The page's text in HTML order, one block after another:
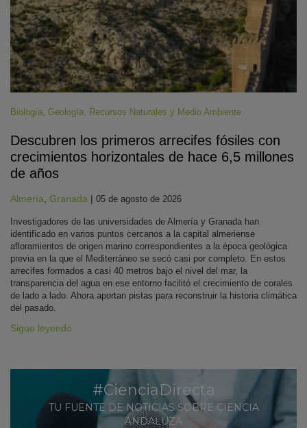
Biología, Geología, Recursos Naturales y Medio Ambiente
Descubren los primeros arrecifes fósiles con
crecimientos horizontales de hace 6,5 millones
de años
Almería Granada | 05 de agosto de 2026
Investigadores de las universidades de Almería y Granada han
identificado en varios puntos cercanos a la capital almeriense
afloramientos de origen marino correspondientes a la época geológica
previa en la que el Mediterráneo se secó casi por completo. En estos
arrecifes formados a casi 40 metros bajo el nivel del mar, la
transparencia del agua en ese entorno facilitó el crecimiento de corales
de lado a lado. Ahora aportan pistas para reconstruir la historia climática
del pasado.
Sigue leyendo
#CienciaDirecta
TU FUENTE DE NOTICIAS SOBRE CIENCIA
ANDALUZA